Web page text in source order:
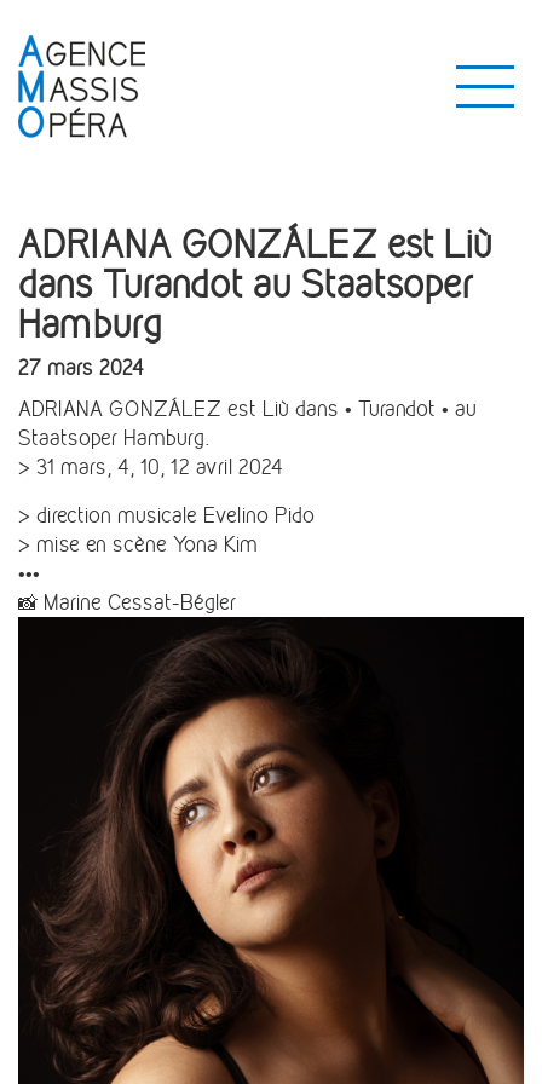
ADRIANA GONZÁLEZ est Liù
dans Turandot au Staatsoper
Hamburg
27 mars 2024
ADRIANA GONZÁLEZ est Liù dans • Turandot • au
Staatsoper Hamburg.
> 31 mars, 4, 10, 12 avril 2024
> direction musicale Evelino Pido
> mise en scène Yona Kim
•••
📸 Marine Cessat-Bégler